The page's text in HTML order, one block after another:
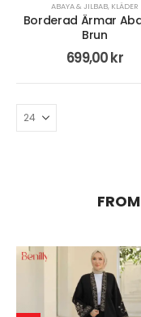
ABAYA & JILBAB, KLÄDER
Borderad Ärmar
Brun
699,00kr